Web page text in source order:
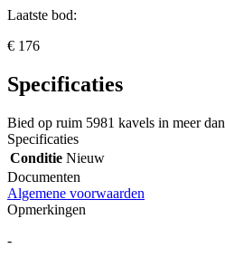
Laatste bod:
€ 176
Specificaties
Bied op ruim 5981 kavels in meer dan
Specificaties
Conditie Nieuw
Documenten
Algemene voorwaarden
Opmerkingen
-